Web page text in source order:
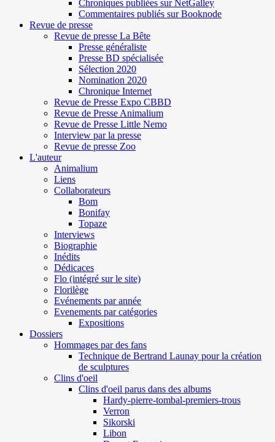
Chroniques publiées sur NetGalley
Commentaires publiés sur Booknode
Revue de presse
Revue de presse La Bête
Presse généraliste
Presse BD spécialisée
Sélection 2020
Nomination 2020
Chronique Internet
Revue de Presse Expo CBBD
Revue de Presse Animalium
Revue de Presse Little Nemo
Interview par la presse
Revue de presse Zoo
L'auteur
Animalium
Liens
Collaborateurs
Bom
Bonifay
Topaze
Interviews
Biographie
Inédits
Dédicaces
Flo (intégré sur le site)
Florilège
Evénements par année
Evenements par catégories
Expositions
Dossiers
Hommages par des fans
Technique de Bertrand Launay pour la création
de sculptures
Clins d'oeil
Clins d'oeil parus dans des albums
Hardy-pierre-tombal-premiers-trous
Verron
Sikorski
Libon